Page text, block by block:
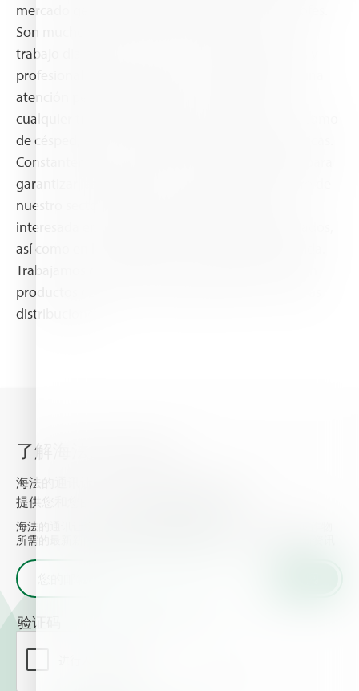
mercado geográfico regional y provincias limítrofes.
Son muchos los clientes que confían en nuestro
trabajo diario y nos ven como una empresa seria y
profesional. Nuestro equipo técnico le prestará una
atención personalizada, con asesoramiento en
cualquier tipo de tratamiento, tanto de cultivos como
de césped, como en los productos y últimas técnicas.
Constantemente renovamos nuestra formación para
garantizar las prestaciones más modernas dentro de
nuestro sector. Somos una empresa moderna,
interesada en todo tipo de productos especializados,
así como en la adquisición de una formación sólida.
Trabajamos con las marcas más importantes y con
productos de primera calidad. Algunas de nuestras
distribuciones.
了解海法的最新资讯
海法的通讯让您了解最新的植物营养信息， 并
提供您和您的作物所需的最新新闻和事件.
海法的通讯让您了解最新的植物营养信息， 并提供您和您的作物
所需的最新新闻和事件. 输入您的邮箱地址并获取海法的最新资讯
验证码